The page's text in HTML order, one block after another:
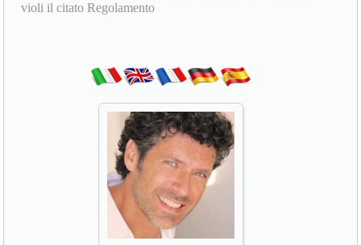
violi il citato Regolamento